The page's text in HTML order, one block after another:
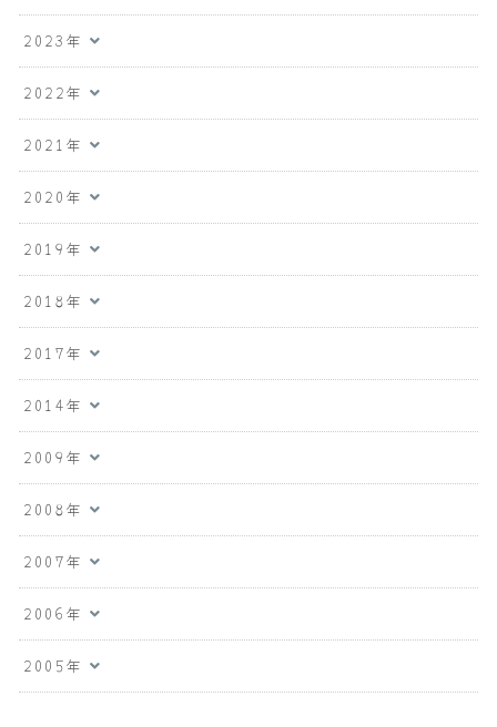
2023年
2022年
2021年
2020年
2019年
2018年
2017年
2014年
2009年
2008年
2007年
2006年
2005年